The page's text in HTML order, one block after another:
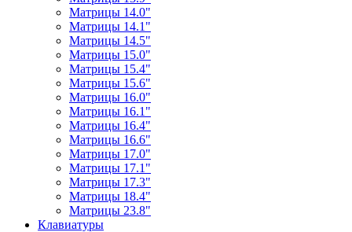
Матрицы 14.0"
Матрицы 14.1"
Матрицы 14.5"
Матрицы 15.0"
Матрицы 15.4"
Матрицы 15.6"
Матрицы 16.0"
Матрицы 16.1"
Матрицы 16.4"
Матрицы 16.6"
Матрицы 17.0"
Матрицы 17.1"
Матрицы 17.3"
Матрицы 18.4"
Матрицы 23.8"
Клавиатуры